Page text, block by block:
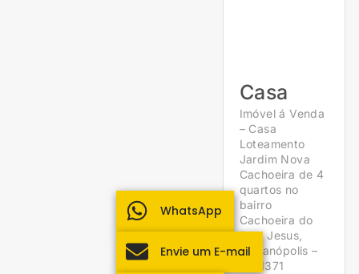
Casa
Imóvel á Venda
– Casa
Loteamento
Jardim Nova
Cachoeira de 4
quartos no
bairro
Cachoeira do
Bom Jesus,
Florianópolis –
1961371
WhatsApp
Envie um E-mail